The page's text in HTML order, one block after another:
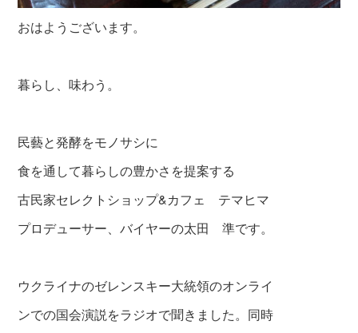
おはようございます。
暮らし、味わう。
民藝と発酵をモノサシに
食を通して暮らしの豊かさを提案する
古民家セレクトショップ&カフェ テマヒマ
プロデューサー、バイヤーの太田 準です。
ウクライナのゼレンスキー大統領のオンライ
ンでの国会演説をラジオで聞きました。同時